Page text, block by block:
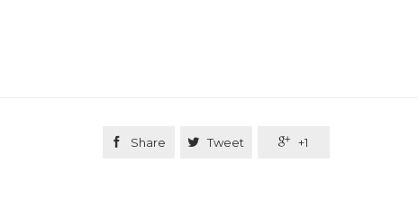
 Share  Tweet  +1